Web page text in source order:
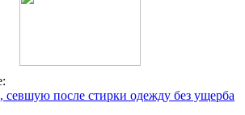
севшую после стирки одежду без ущерба